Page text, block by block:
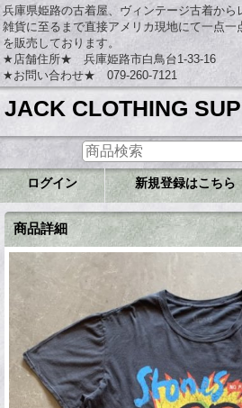
兵庫県姫路の古着屋、ヴィンテージ古着から
雑貨に至るまで直接アメリカ現地にて一点一
を販売しております。
★店舗住所★ 兵庫姫路市白鳥台1-33-16
★お問い合わせ★ 079-260-7121
JACK CLOTHING
ログイン 新規登録はこちら
商品詳細